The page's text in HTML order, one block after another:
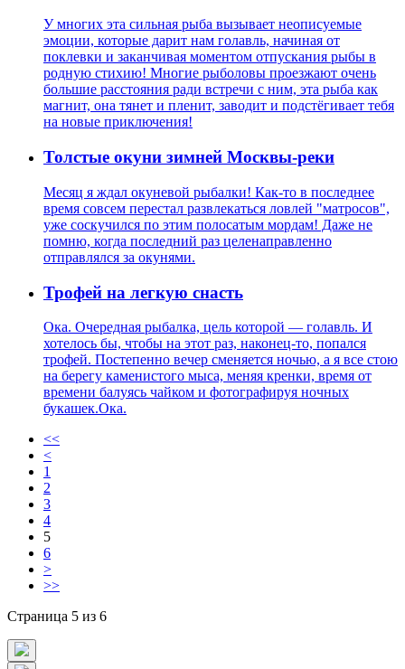
У многих эта сильная рыба вызывает неописуемые
эмоции, которые дарит нам голавль, начиная от
поклевки и заканчивая моментом отпускания рыбы в
родную стихию! Многие рыболовы проезжают очень
большие расстояния ради встречи с ним, эта рыба как
магнит, она тянет и пленит, заводит и подстёгивает тебя
на новые приключения!
Толстые окуни зимней Москвы-реки
Месяц я ждал окуневой рыбалки! Как-то в последнее
время совсем перестал развлекаться ловлей "матросов",
уже соскучился по этим полосатым мордам! Даже не
помню, когда последний раз целенаправленно
отправлялся за окунями.
Трофей на легкую снасть
Ока. Очередная рыбалка, цель которой — голавль. И
хотелось бы, чтобы на этот раз, наконец-то, попался
трофей. Постепенно вечер сменяется ночью, а я все стою
на берегу каменистого мыса, меняя кренки, время от
времени балуясь чайком и фотографируя ночных
букашек.Ока.
<<
<
1
2
3
4
5
6
>
>>
Страница 5 из 6